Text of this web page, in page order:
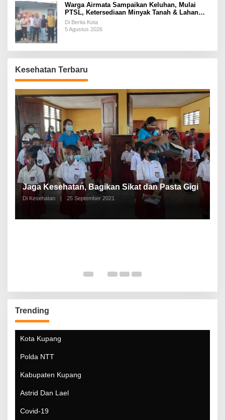
Warga Airmata Sampaikan Keluhan, Mulai
PTSL, Ketersediaan Minyak Tanah & Lahan
Pemakaman
Di Berita Kota
5 Agustus 2026
Kesehatan Terbaru
Jaga Kesehatan, Bagikan Sikat dan Pasta Gigi
Di Kesehatan | 25 September 2021
Trending
Kota Kupang
Polda NTT
Kabupaten Kupang
Astrid Dan Lael
Covid-19